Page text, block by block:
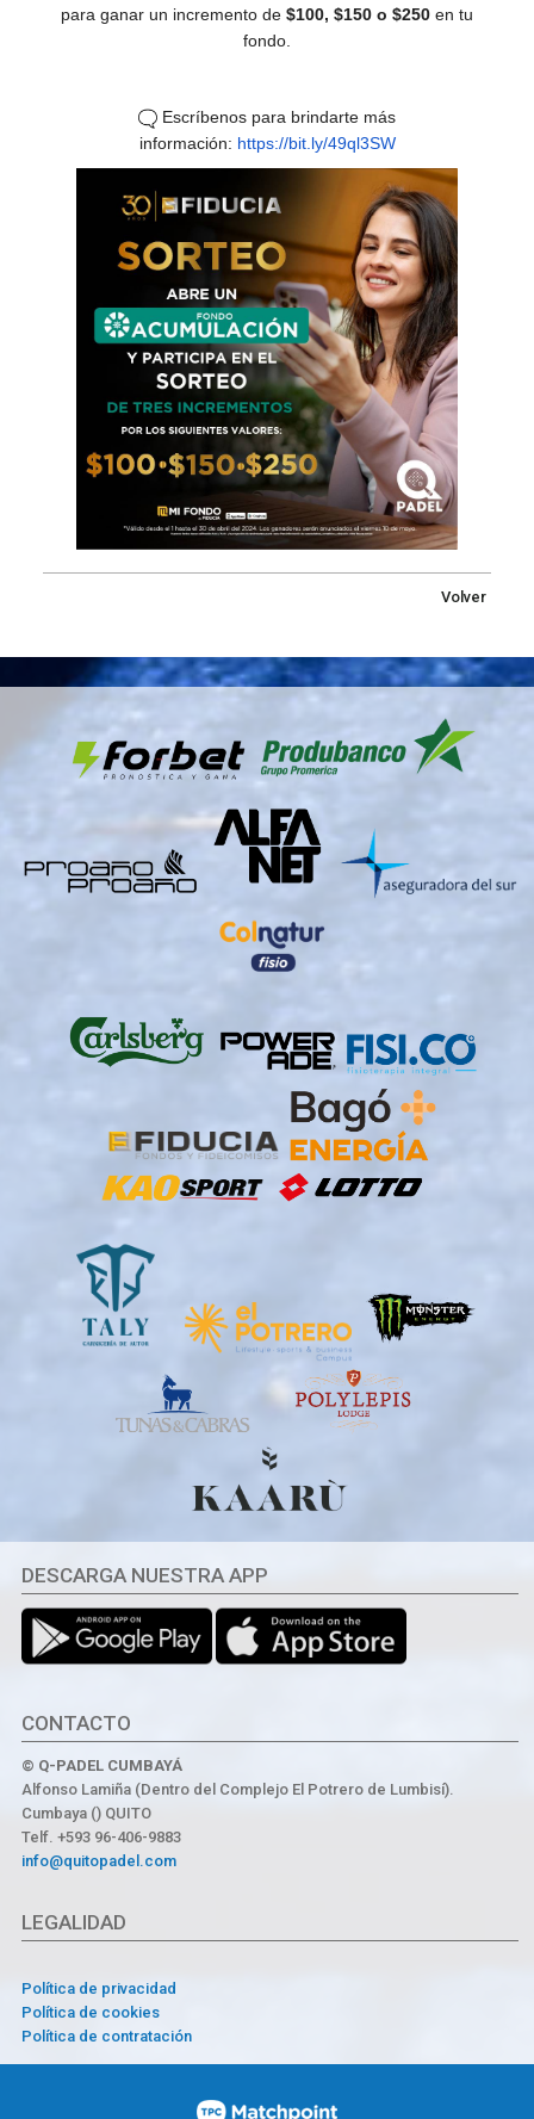
para ganar un incremento de $100, $150 o $250 en tu
fondo.
Escríbenos para brindarte más
información: https://bit.ly/49ql3SW
Volver
DESCARGA NUESTRA APP
CONTACTO
© Q-PADEL CUMBAYÁ
Alfonso Lamiña (Dentro del Complejo El Potrero de Lumbisí).
Cumbaya () QUITO
Telf. +593 96-406-9883
info@quitopadel.com
LEGALIDAD
Política de privacidad
Política de cookies
Política de contratación